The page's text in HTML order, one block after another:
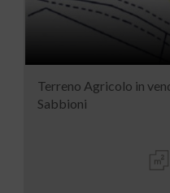
Terreno Agricolo in
Sabbioni